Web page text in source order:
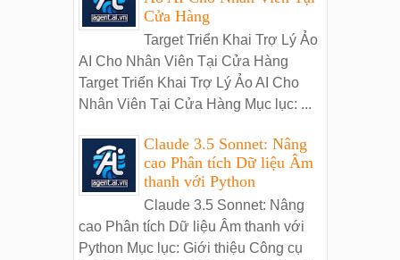
Cửa Hàng
Target Triển Khai Trợ Lý Ảo
AI Cho Nhân Viên Tại Cửa Hàng
Target Triển Khai Trợ Lý Ảo AI Cho
Nhân Viên Tại Cửa Hàng Mục lục: ...
Claude 3.5 Sonnet: Nâng
cao Phân tích Dữ liệu Âm
thanh với Python
Claude 3.5 Sonnet: Nâng
cao Phân tích Dữ liệu Âm thanh với
Python Mục lục: Giới thiệu Công cụ